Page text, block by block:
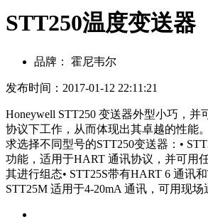
STT250温度变送器
品牌： 霍尼韦尔
发布时间：2017-01-12 22:11:21
Honeywell STT250 变送器外型小巧，并
协议下工作，从而体现出其卓越的性能
求选择不同型号的STT250变送器：•
功能，适用于HART 通讯协议，并可用
其进行组态• STT25S带有HART 6 通讯
STT25M 适用于4-20mA 通讯，可用现场